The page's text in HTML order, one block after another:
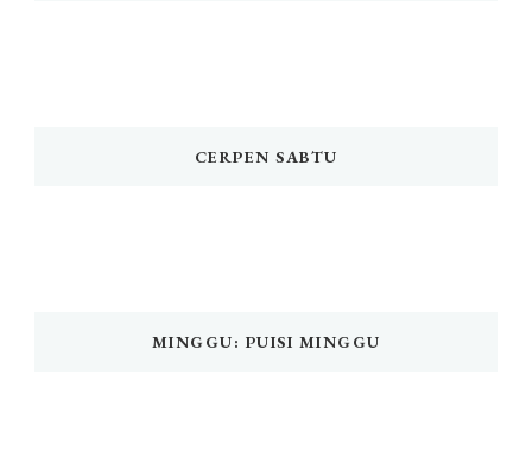
CERPEN SABTU
MINGGU: PUISI MINGGU